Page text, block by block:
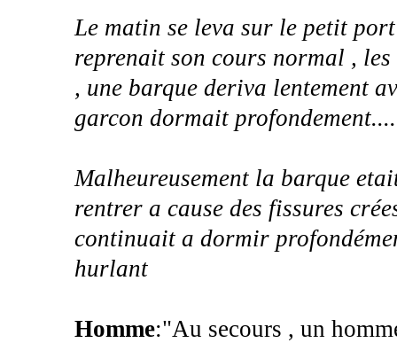
Le matin se leva sur le petit
reprenait son cours normal ,
, une barque deriva lentement
garcon dormait
Malheureusement la barque
rentrer a cause des fissures
continuait a dormir
hurlant
Homme:"Au secours , un